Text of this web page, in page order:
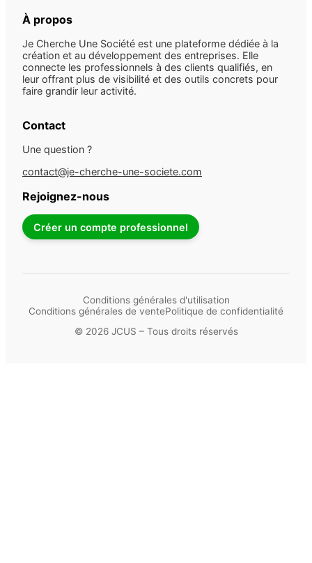
À propos
Je Cherche Une Société est une plateforme dédiée à la
création et au développement des entreprises. Elle
connecte les professionnels à des clients qualifiés, en
leur offrant plus de visibilité et des outils concrets pour
faire grandir leur activité.
Contact
Une question ?
contact@je-cherche-une-societe.com
Rejoignez-nous
Créer un compte professionnel
Conditions générales d'utilisation
Conditions générales de ventePolitique de confidentialité
© 2026 JCUS – Tous droits réservés